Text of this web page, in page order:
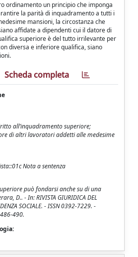
ordinamento un principio che imponga
la parità di inquadramento a tutti i
mansioni, la circostanza che
affidate a dipendenti cui il datore di
superiore è del tutto irrilevante per
diversa e inferiore qualifica, siano
Scheda completa
all’inquadramento superiore;
di altri lavoratori addetti alle medesime
Nota a sentenza
può fondarsi anche su di una
D.. - In: RIVISTA GIURIDICA DEL
SOCIALE. - ISSN 0392-7229. -
490.